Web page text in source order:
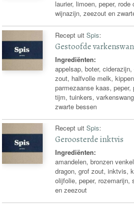
laurier, limoen, peper,
wijnazijn, zeezout en
Recept uitSpis:
Gestoofde
Ingrediënten:
appelsap, boter,
zout, halfvolle melk,
parmezaanse kaas,
tijm, tuinkers,
zwarte bessen
Recept uitSpis:
Geroosterde inktvis
Ingrediënten:
amandelen, bronzen
dragon, grof zout, inktvis,
olijfolie, peper, rozemarijn,
en zeezout